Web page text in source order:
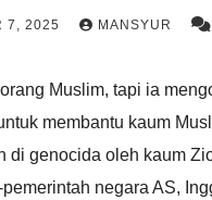
7, 2025 MANSYUR
Muslim, tapi ia
membantu kaum
di genocida oleh kaum
negara AS,